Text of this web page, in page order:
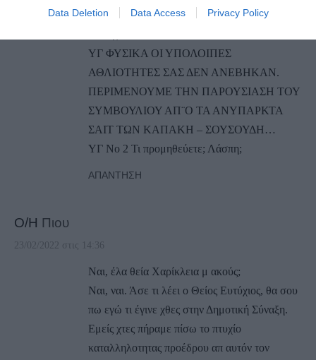
Data Deletion Data Access Privacy Policy
βρίζουν ανώνυμα απλώς δείχνει το πρόβλημα
ΥΓ ΦΥΣΙΚΑ ΟΙ ΥΠΟΛΟΙΠΕΣ
ΑΘΛΙΟΤΗΤΕΣ ΣΑΣ ΔΕΝ ΑΝΕΒΗΚΑΝ.
ΠΕΡΙΜΕΝΟΥΜΕ ΤΗΝ ΠΑΡΟΥΣΙΑΣΗ ΤΟΥ
ΣΥΜΒΟΥΛΙΟΥ ΑΠ¨Ο ΤΑ ΑΝΥΠΑΡΚΤΑ
ΣΑΙΤ ΤΩΝ ΚΑΠΑΚΗ – ΣΟΥΣΟΥΔΗ…
ΥΓ Νο 2 Τι προμηθεύετε; Λάσπη;
ΑΠΆΝΤΗΣΗ
Ο/Η Πιου
23/02/2022 στις 14:36
Ναι, έλα θεία Χαρίκλεια μ ακούς;
Ναι, ναι. Άσε τι λέει ο Θείος Ευτύχιος, θα σου
πω εγώ τι έγινε χθες στην Δημοτική Σύναξη.
Εμείς χτες πήραμε πίσω το πτυχίο
καταλληλοτητας προέδρου απ αυτόν τον